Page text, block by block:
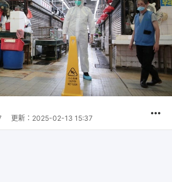
更新： 2025-02-13 15:37